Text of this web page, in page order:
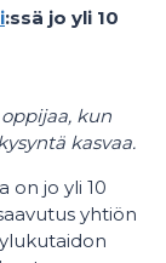
:ssä jo yli 10
kun
kasvaa.
on jo yli 10
yhtiön